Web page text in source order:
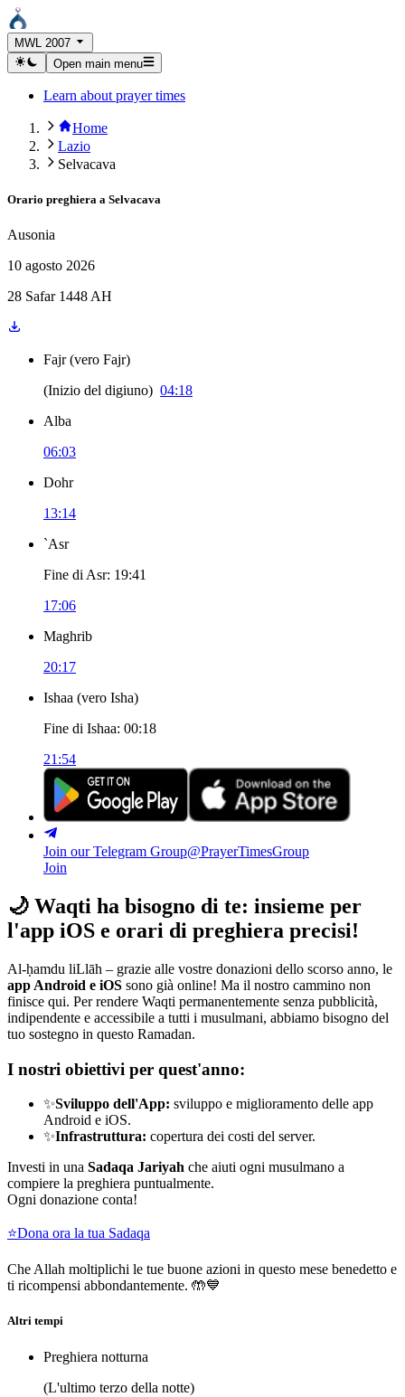
MWL 2007
Open main menu
Learn about prayer times
Home
Lazio
Selvacava
Orario preghiera a Selvacava
Ausonia
10 agosto 2026
28 Safar 1448 AH
Fajr (vero Fajr)
(Inizio del digiuno) 04:18
Alba
06:03
Dohr
13:14
`Asr
Fine di Asr: 19:41
17:06
Maghrib
20:17
Ishaa (vero Isha)
Fine di Ishaa: 00:18
21:54
Join our Telegram Group@PrayerTimesGroup
Join
🌙 Waqti ha bisogno di te: insieme per
l'app iOS e orari di preghiera precisi!
Al-ḥamdu liLlāh – grazie alle vostre donazioni dello scorso anno, le
app Android e iOS sono già online! Ma il nostro cammino non
finisce qui. Per rendere Waqti permanentemente senza pubblicità,
indipendente e accessibile a tutti i musulmani, abbiamo bisogno del
tuo sostegno in questo Ramadan.
I nostri obiettivi per quest'anno:
✨Sviluppo dell'App: sviluppo e miglioramento delle app
Android e iOS.
✨Infrastruttura: copertura dei costi del server.
Investi in una Sadaqa Jariyah che aiuti ogni musulmano a
compiere la preghiera puntualmente.
Ogni donazione conta!
⭐Dona ora la tua Sadaqa
Che Allah moltiplichi le tue buone azioni in questo mese benedetto e
ti ricompensi abbondantemente. 🤲💙
Altri tempi
Preghiera notturna
(L'ultimo terzo della notte)